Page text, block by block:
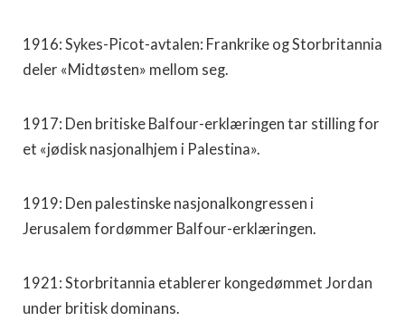
1916: Sykes-Picot-avtalen: Frankrike og Storbritannia
deler «Midtøsten» mellom seg.
1917: Den britiske Balfour-erklæringen tar stilling for
et «jødisk nasjonalhjem i Palestina».
1919: Den palestinske nasjonalkongressen i
Jerusalem fordømmer Balfour-erklæringen.
1921: Storbritannia etablerer kongedømmet Jordan
under britisk dominans.